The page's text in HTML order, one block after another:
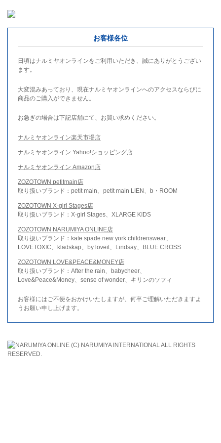
お客様各位
日頃はナルミヤオンラインをご利用いただき、誠にありがとうござい
ます。
大変混みあっており、現在ナルミヤオンラインへのアクセスならびに
商品のご購入ができません。
お急ぎの場合は下記店舗にて、お買い求めください。
ナルミヤオンライン楽天市場店
ナルミヤオンライン Yahoo!ショッピング店
ナルミヤオンライン Amazon店
ZOZOTOWN petitmain店
取り扱いブランド：petit main、petit main LIEN、b・ROOM
ZOZOTOWN X-girl Stages店
取り扱いブランド：X-girl Stages、XLARGE KIDS
ZOZOTOWN NARUMIYA ONLINE店
取り扱いブランド：kate spade new york childrenswear、
LOVETOXIC、kladskap、by loveit、Lindsay、BLUE CROSS
ZOZOTOWN LOVE&PEACE&MONEY店
取り扱いブランド：After the rain、babycheer、
Love&Peace&Money、sense of wonder、キリンのソフィ
お客様にはご不便をおかけいたしますが、何卒ご理解いただきますよ
うお願い申し上げます。